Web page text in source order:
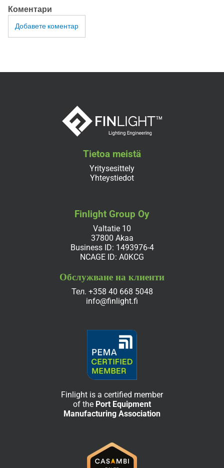
Коментари
Добавете коментар
Tietoa meistä
Yritysesittely
Yhteystiedot
Finlight Group Oy
Valtatie 10
37800 Akaa
Business ID: 1493976-4
NCAGE ID: A0KCG
Обслужване на клиенти
Тел. +358 40 668 5048
info@finlight.fi
Finlight is a certified member
of the Port Equipment
Manufacturing Association